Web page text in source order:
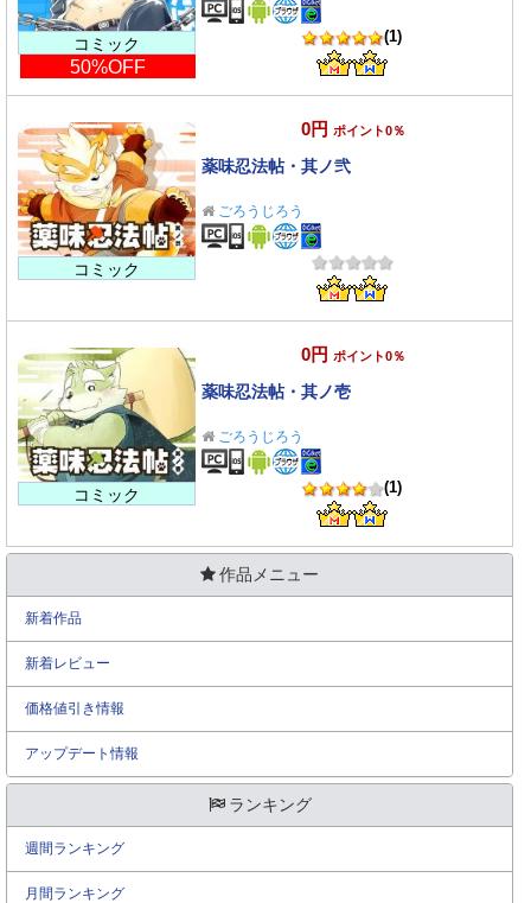
コミック
50%OFF
(1)
コミック
0円 ポイント0％
薬味忍法帖・其ノ弐
ごろうじろう
コミック
0円 ポイント0％
薬味忍法帖・其ノ壱
ごろうじろう
(1)
作品メニュー
新着作品
新着レビュー
価格値引き情報
アップデート情報
ランキング
週間ランキング
月間ランキング